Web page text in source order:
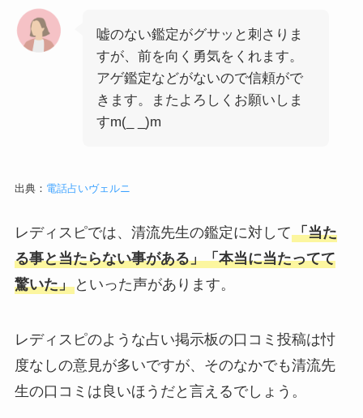
嘘のない鑑定がグサッと刺さりま
すが、前を向く勇気をくれます。
アゲ鑑定などがないので信頼がで
きます。またよろしくお願いしま
すm(_ _)m
出典： 電話占いヴェルニ
レディスピでは、清流先生の鑑定に対して「当た
る事と当たらない事がある」「本当に当たってて
驚いた」といった声があります。
レディスピのような占い掲示板の口コミ投稿は忖
度なしの意見が多いですが、そのなかでも清流先
生の口コミは良いほうだと言えるでしょう。